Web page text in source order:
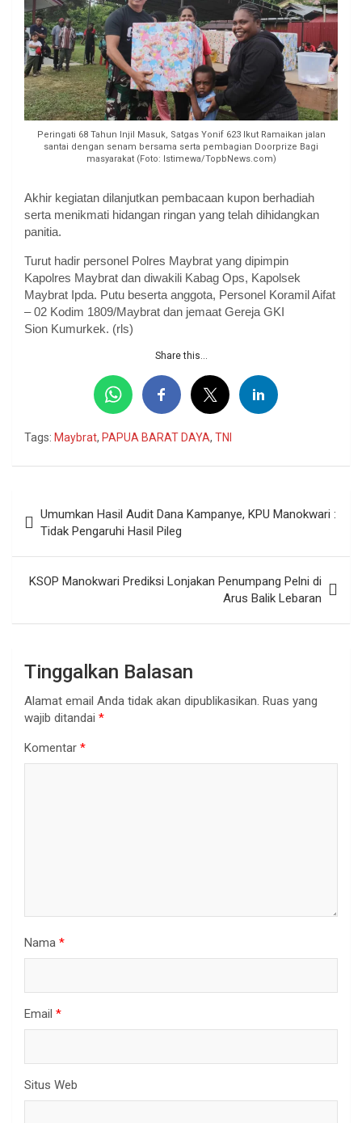
Peringati 68 Tahun Injil Masuk, Satgas Yonif 623 Ikut Ramaikan jalan
santai dengan senam bersama serta pembagian Doorprize Bagi
masyarakat (Foto: Istimewa/TopbNews.com)
Akhir kegiatan dilanjutkan pembacaan kupon berhadiah
serta menikmati hidangan ringan yang telah dihidangkan
panitia.
Turut hadir personel Polres Maybrat yang dipimpin
Kapolres Maybrat dan diwakili Kabag Ops, Kapolsek
Maybrat Ipda. Putu beserta anggota, Personel Koramil Aifat
– 02 Kodim 1809/Maybrat dan jemaat Gereja GKI
Sion Kumurkek. (rls)
Share this...
Tags: Maybrat, PAPUA BARAT DAYA, TNI
pos
Umumkan Hasil Audit Dana Kampanye, KPU Manokwari :
Tidak Pengaruhi Hasil Pileg
KSOP Manokwari Prediksi Lonjakan Penumpang Pelni di
Arus Balik Lebaran
Tinggalkan Balasan
Alamat email Anda tidak akan dipublikasikan. Ruas yang
wajib ditandai *
Komentar *
Nama *
Email *
Situs Web